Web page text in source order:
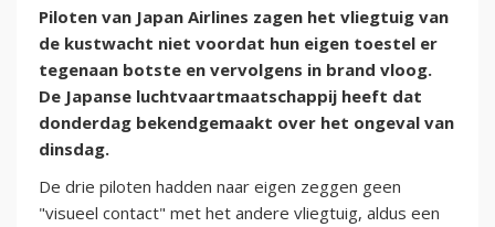
Piloten van Japan Airlines zagen het vliegtuig van
de kustwacht niet voordat hun eigen toestel er
tegenaan botste en vervolgens in brand vloog.
De Japanse luchtvaartmaatschappij heeft dat
donderdag bekendgemaakt over het ongeval van
dinsdag.
De drie piloten hadden naar eigen zeggen geen
"visueel contact" met het andere vliegtuig, aldus een